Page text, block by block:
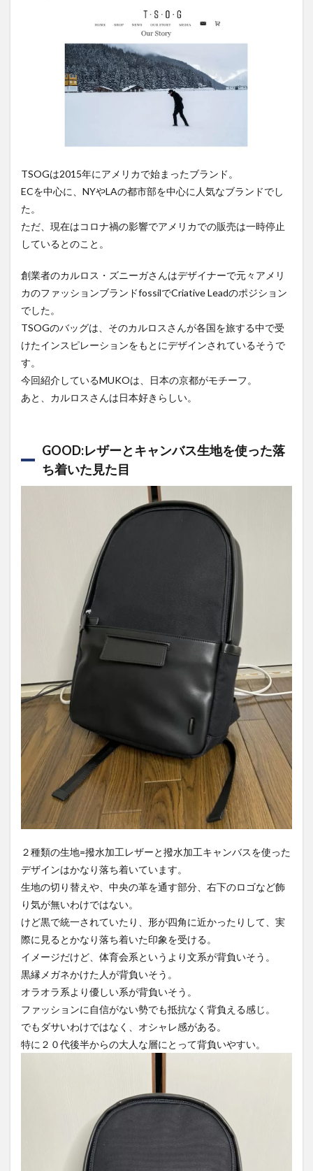
TSOGは2015年にアメリカで始まったブランド。
ECを中心に、NYやLAの都市部を中心に人気なブランドでし
た。
ただ、現在はコロナ禍の影響でアメリカでの販売は一時停止
しているとのこと。
創業者のカルロス・ズニーガさんはデザイナーで元々アメリ
カのファッションブランドfossilでCriative Leadのポジション
でした。
TSOGのバッグは、そのカルロスさんが各国を旅する中で受
けたインスピレーションをもとにデザインされているそうで
す。
今回紹介しているMUKOは、日本の京都がモチーフ。
あと、カルロスさんは日本好きらしい。
GOOD:レザーとキャンバス生地を使った落
ち着いた見た目
２種類の生地=撥水加工レザーと撥水加工キャンバスを使った
デザインはかなり落ち着いています。
生地の切り替えや、中央の革を通す部分、右下のロゴなど飾
り気が無いわけではない。
けど黒で統一されていたり、形が四角に近かったりして、実
際に見るとかなり落ち着いた印象を受ける。
イメージだけど、体育会系というより文系が背負いそう。
黒縁メガネかけた人が背負いそう。
オラオラ系より優しい系が背負いそう。
ファッションに自信がない勢でも抵抗なく背負える感じ。
でもダサいわけではなく、オシャレ感がある。
特に２０代後半からの大人な層にとって背負いやすい。